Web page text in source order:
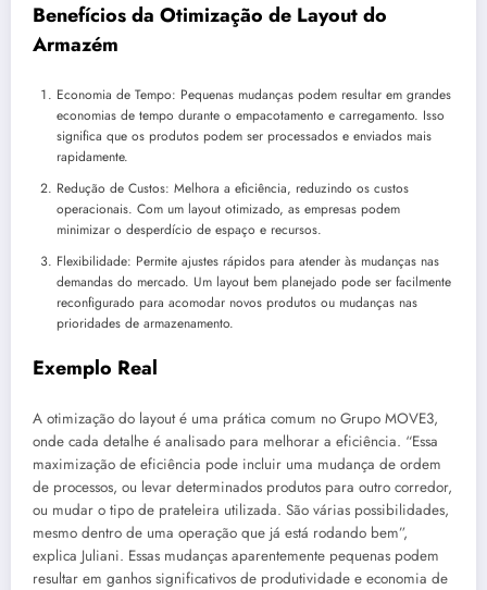
Benefícios da Otimização de Layout do
Armazém
Economia de Tempo: Pequenas mudanças podem resultar em grandes
economias de tempo durante o empacotamento e carregamento. Isso
significa que os produtos podem ser processados e enviados mais
rapidamente.
Redução de Custos: Melhora a eficiência, reduzindo os custos
operacionais. Com um layout otimizado, as empresas podem
minimizar o desperdício de espaço e recursos.
Flexibilidade: Permite ajustes rápidos para atender às mudanças nas
demandas do mercado. Um layout bem planejado pode ser facilmente
reconfigurado para acomodar novos produtos ou mudanças nas
prioridades de armazenamento.
Exemplo Real
A otimização do layout é uma prática comum no Grupo MOVE3,
onde cada detalhe é analisado para melhorar a eficiência. “Essa
maximização de eficiência pode incluir uma mudança de ordem
de processos, ou levar determinados produtos para outro corredor,
ou mudar o tipo de prateleira utilizada. São várias possibilidades,
mesmo dentro de uma operação que já está rodando bem”,
explica Juliani. Essas mudanças aparentemente pequenas podem
resultar em ganhos significativos de produtividade e economia de